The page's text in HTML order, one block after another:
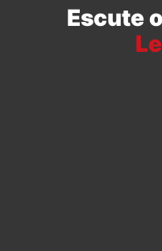
Escute o